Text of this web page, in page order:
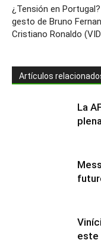
¿Tensión en
gesto de Bruno
Cristiano Ronaldo
Artículos
La
este